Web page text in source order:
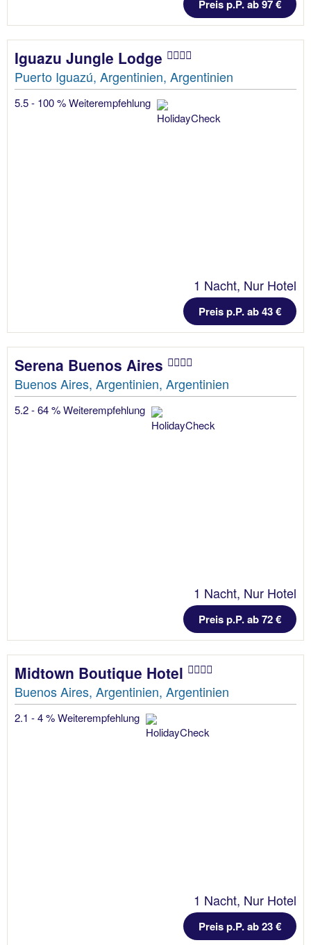
Preis p.P. ab 97 €
Iguazu Jungle Lodge
Puerto Iguazú, Argentinien, Argentinien
5.5 - 100 % Weiterempfehlung
1 Nacht, Nur Hotel
Preis p.P. ab 43 €
Serena Buenos Aires
Buenos Aires, Argentinien, Argentinien
5.2 - 64 % Weiterempfehlung
1 Nacht, Nur Hotel
Preis p.P. ab 72 €
Midtown Boutique Hotel
Buenos Aires, Argentinien, Argentinien
2.1 - 4 % Weiterempfehlung
1 Nacht, Nur Hotel
Preis p.P. ab 23 €